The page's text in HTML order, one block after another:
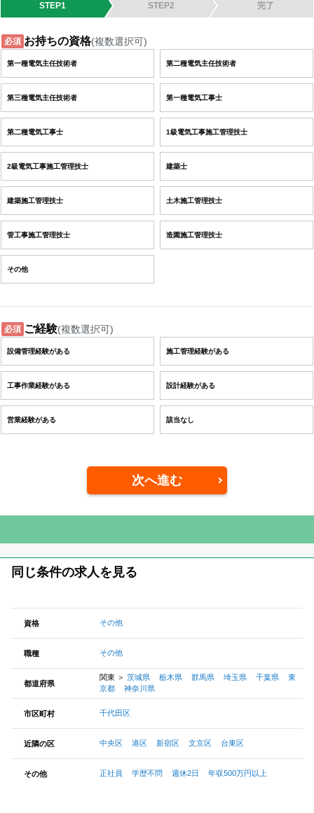
STEP1 STEP2 完了
必須 お持ちの資格(複数選択可)
第一種電気主任技術者 第二種電気主任技術者
第三種電気主任技術者 第一種電気工事士
第二種電気工事士 1級電気工事施工管理技士
2級電気工事施工管理技士 建築士
建築施工管理技士 土木施工管理技士
管工事施工管理技士 造園施工管理技士
その他
必須 ご経験(複数選択可)
設備管理経験がある 施工管理経験がある
工事作業経験がある 設計経験がある
営業経験がある 該当なし
次へ進む
同じ条件の求人を見る
資格 その他
職種 その他
都道府県
関東 ＞ 茨城県 栃木県 群馬県 埼玉県 千葉県
東
京都
神奈川県
市区町村 千代田区
近隣の区 中央区 港区 新宿区 文京区 台東区
その他 正社員 学歴不問 週休2日 年収500万円以上